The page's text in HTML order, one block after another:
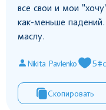
все свои и мои
как-меньше
маслу.
Nikita Pavlenko 5
Скопировать